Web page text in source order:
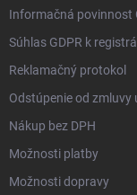
Informačná povinnost
Súhlas GDPR k
Reklamačný protokol
Odstúpenie od zmluvy
Nákup bez DPH
Možnosti platby
Možnosti dopravy